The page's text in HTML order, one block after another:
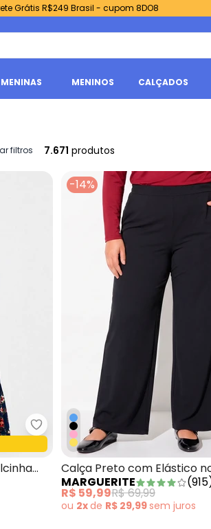
Grátis R$249 Brasil - cupom 8DO8
MENINAS MENINOS CALÇADOS
filtros 7.671 produtos
Média
Select - Vestido Feminino
-14%
Calça Preto com Elástico
Size
MARGUERITE (915
R$ 59,99R$ 69,99
ou 2xde R$ 29,99sem juros